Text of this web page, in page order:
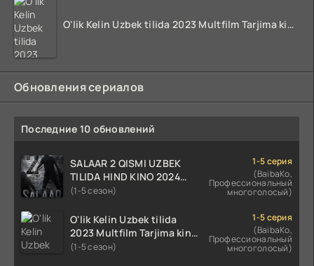
O'lik Kelin Uzbek tilida 2023 Multfilm Tarjima kino skachat
Обновления сериалов
Последние 10 обновлений
SALAAR 2 QISMI UZBEK
TILIDA HIND KINO 2024
TARJIMA 720p HD Skachat
(1-5 сезон)
1-5 серия
(BaibaKo,
Профессиональный
многоголосый)
O'lik Kelin Uzbek tilida
2023 Multfilm Tarjima kino
skachat
(1-5 сезон)
1-5 серия
(BaibaKo,
Профессиональный
многоголосый)